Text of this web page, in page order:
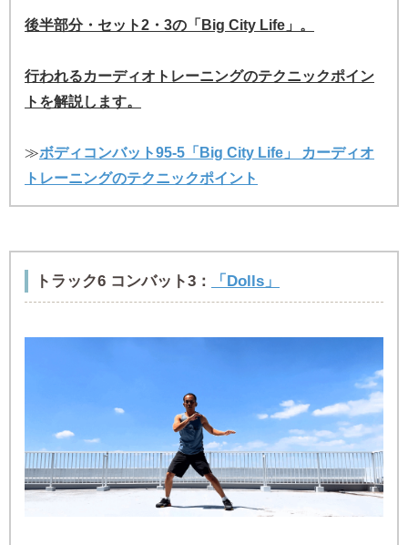
後半部分・セット2・3の「Big City Life」。
行われるカーディオトレーニングのテクニックポイン
トを解説します。
≫ボディコンバット95-5「Big City Life」 カーディオ
トレーニングのテクニックポイント
トラック6 コンバット3： 「Dolls」